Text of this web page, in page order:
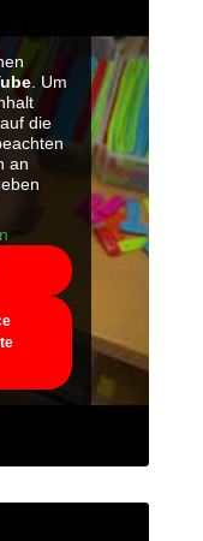
. Um
die
an